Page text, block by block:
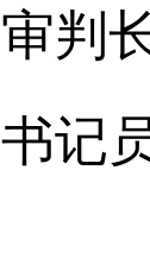
审判
书记